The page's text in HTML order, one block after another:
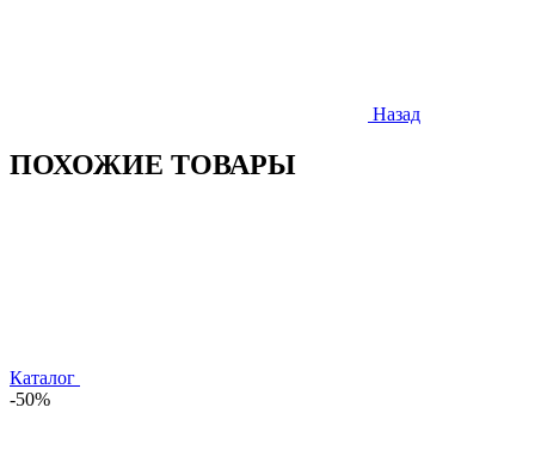
Назад
ПОХОЖИЕ ТОВАРЫ
Каталог
-50%